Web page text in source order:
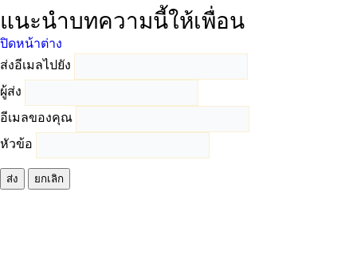
แนะนำบทความนี้ให้เพื่อน
ปิดหน้าต่าง
ส่งอีเมลไปยัง
ผู้ส่ง
อีเมลของคุณ
หัวข้อ
ส่ง ยกเลิก